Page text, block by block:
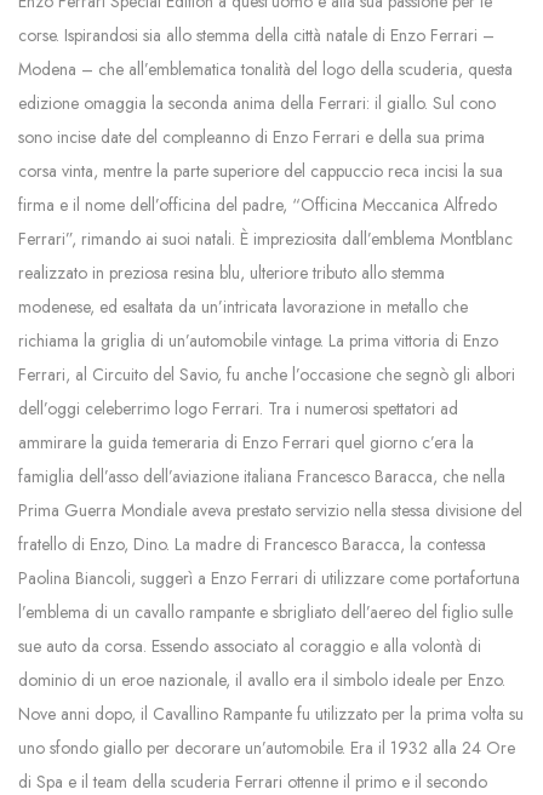
corse. Ispirandosi sia allo stemma della città natale di Enzo Ferrari –
Modena – che all’emblematica tonalità del logo della scuderia, questa
edizione omaggia la seconda anima della Ferrari: il giallo. Sul cono
sono incise date del compleanno di Enzo Ferrari e della sua prima
corsa vinta, mentre la parte superiore del cappuccio reca incisi la sua
firma e il nome dell’officina del padre, “Officina Meccanica Alfredo
Ferrari”, rimando ai suoi natali. È impreziosita dall’emblema Montblanc
realizzato in preziosa resina blu, ulteriore tributo allo stemma
modenese, ed esaltata da un’intricata lavorazione in metallo che
richiama la griglia di un’automobile vintage. La prima vittoria di Enzo
Ferrari, al Circuito del Savio, fu anche l’occasione che segnò gli albori
dell’oggi celeberrimo logo Ferrari. Tra i numerosi spettatori ad
ammirare la guida temeraria di Enzo Ferrari quel giorno c’era la
famiglia dell’asso dell’aviazione italiana Francesco Baracca, che nella
Prima Guerra Mondiale aveva prestato servizio nella stessa divisione del
fratello di Enzo, Dino. La madre di Francesco Baracca, la contessa
Paolina Biancoli, suggerì a Enzo Ferrari di utilizzare come portafortuna
l’emblema di un cavallo rampante e sbrigliato dell’aereo del figlio sulle
sue auto da corsa. Essendo associato al coraggio e alla volontà di
dominio di un eroe nazionale, il avallo era il simbolo ideale per Enzo.
Nove anni dopo, il Cavallino Rampante fu utilizzato per la prima volta su
uno sfondo giallo per decorare un’automobile. Era il 1932 alla 24 Ore
di Spa e il team della scuderia Ferrari ottenne il primo e il secondo